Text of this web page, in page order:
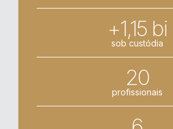
+1,15 bi
sob custódia
20
profissionais